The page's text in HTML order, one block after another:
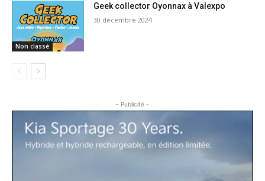
Non classé
Geek collector Oyonnax à Valexpo
30 décembre 2024
- Publicité -